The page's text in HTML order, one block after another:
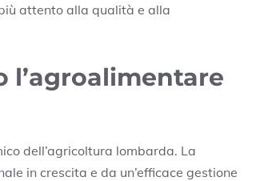
attento alla qualità e alla
l’agroalimentare
dell’agricoltura lombarda. La
in crescita e da un’efficace gestione